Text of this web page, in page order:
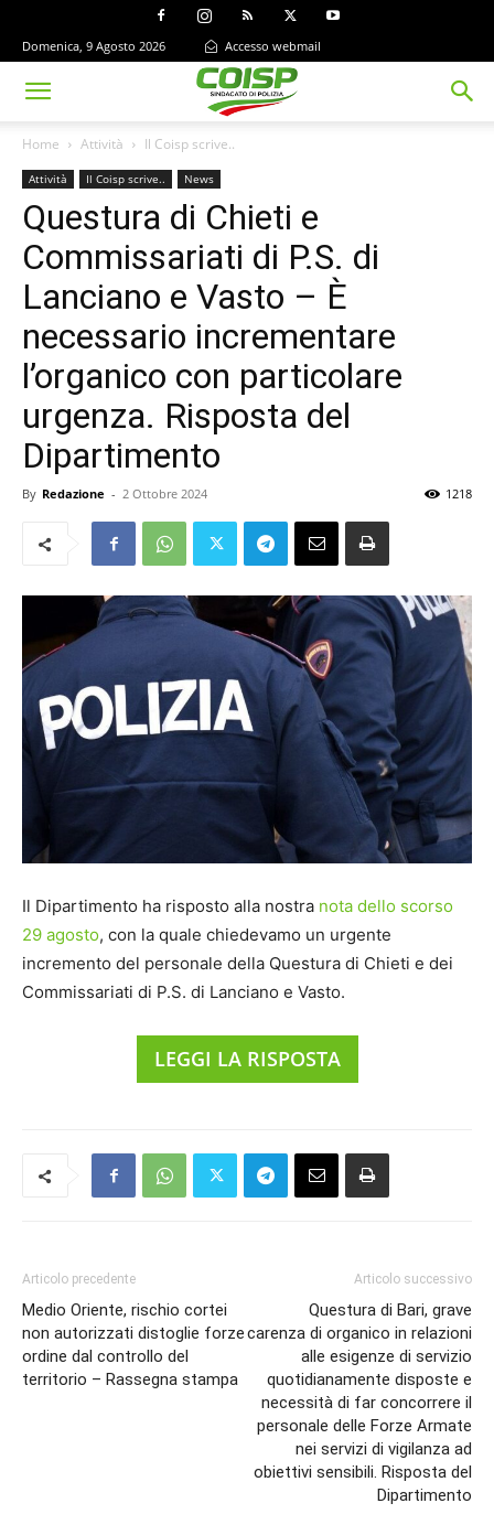
Domenica, 9 Agosto 2026 Accesso webmail
Home Attività Il Coisp scrive..
Attività Il Coisp scrive.. News
Questura di Chieti e
Commissariati di P.S. di
Lanciano e Vasto – È
necessario incrementare
l’organico con particolare
urgenza. Risposta del
Dipartimento
By Redazione - 2 Ottobre 2024 1218
Il Dipartimento ha risposto alla nostra nota dello scorso
29 agosto, con la quale chiedevamo un urgente
incremento del personale della Questura di Chieti e dei
Commissariati di P.S. di Lanciano e Vasto.
LEGGI LA RISPOSTA
Articolo precedente
Medio Oriente, rischio cortei
non autorizzati distoglie forze
ordine dal controllo del
territorio – Rassegna stampa
Articolo successivo
Questura di Bari, grave
carenza di organico in relazioni
alle esigenze di servizio
quotidianamente disposte e
necessità di far concorrere il
personale delle Forze Armate
nei servizi di vigilanza ad
obiettivi sensibili. Risposta del
Dipartimento